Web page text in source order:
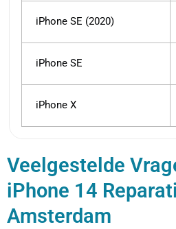
iPhone SE (2020)
iPhone SE
iPhone X
Veelgestelde
iPhone 14
Amsterdam